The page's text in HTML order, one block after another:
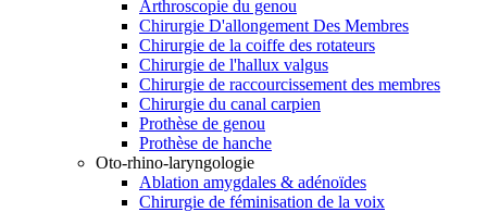
Arthroscopie du genou
Chirurgie D'allongement Des Membres
Chirurgie de la coiffe des rotateurs
Chirurgie de l'hallux valgus
Chirurgie de raccourcissement des membres
Chirurgie du canal carpien
Prothèse de genou
Prothèse de hanche
Oto-rhino-laryngologie
Ablation amygdales & adénoïdes
Chirurgie de féminisation de la voix